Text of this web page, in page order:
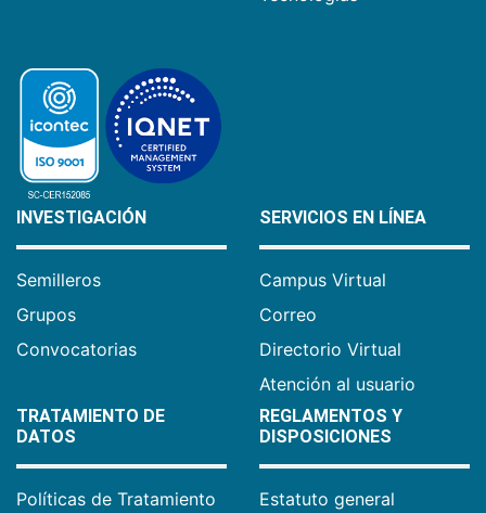
INVESTIGACIÓN
Semilleros
Grupos
Convocatorias
SERVICIOS EN LÍNEA
Campus Virtual
Correo
Directorio Virtual
Atención al usuario
TRATAMIENTO DE
DATOS
Políticas de Tratamiento
REGLAMENTOS Y
DISPOSICIONES
Estatuto general